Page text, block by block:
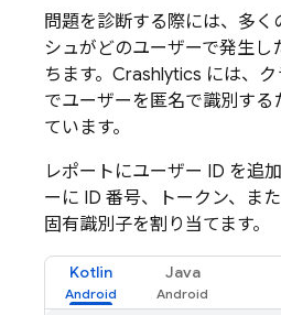
問題を診断する際には、多く
シュがどのユーザーで発生
ちます。 Crashlytics には、
でユーザーを匿名で識別す
ています。
レポートにユーザー ID を追
ーに ID 番号、トークン、ま
固有識別子を割り当てます。
Kotlin Java